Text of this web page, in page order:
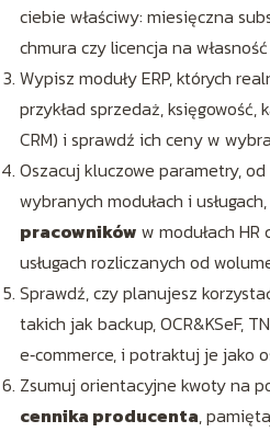
ciebie właściwy: miesięczna
chmura czy licencja na
Wypisz moduły ERP, których
przykład sprzedaż, księgowość,
CRM) i sprawdź ich ceny w
Oszacuj kluczowe parametry,
wybranych modułach i
pracowników w modułach
usługach rozliczanych od
Sprawdź, czy planujesz
takich jak backup, OCR&KSeF,
e‑commerce, i potraktuj je jako
Zsumuj orientacyjne kwoty na
cennika producenta,